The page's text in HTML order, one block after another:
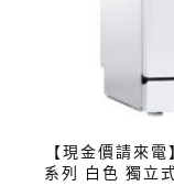
【現金價請來
系列 白色 獨立